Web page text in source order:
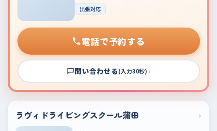
出張対応
電話で予約する
問い合わせる(入力30秒) ›
ラヴィドライビングスクール蒲田 ›